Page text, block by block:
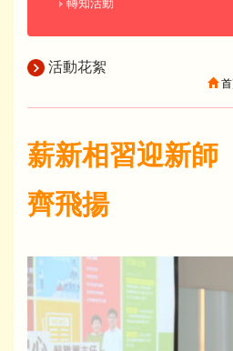
轉知活動
活動花絮
首
薪新相習迎新
齊飛揚